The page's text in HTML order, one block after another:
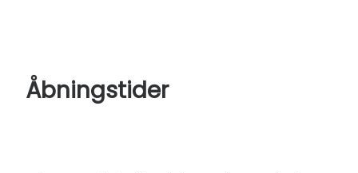
Åbningstider